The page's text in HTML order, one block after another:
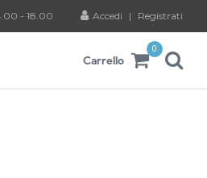
- 18.00 Accedi | Registrati
Carrello
0